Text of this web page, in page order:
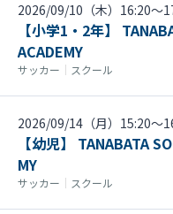
2026/09/10（木）16:20〜
【小学1・2年】
ACADEMY
サッカー ｜ スクール
2026/09/14（月）15:20〜
【幼児】 TANABATA
MY
サッカー ｜ スクール